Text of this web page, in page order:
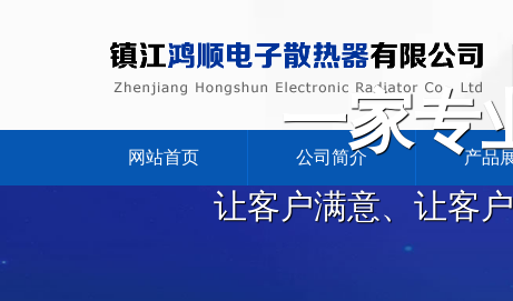
网站首页 公司简介 产品
一家专
让客户满意、让客